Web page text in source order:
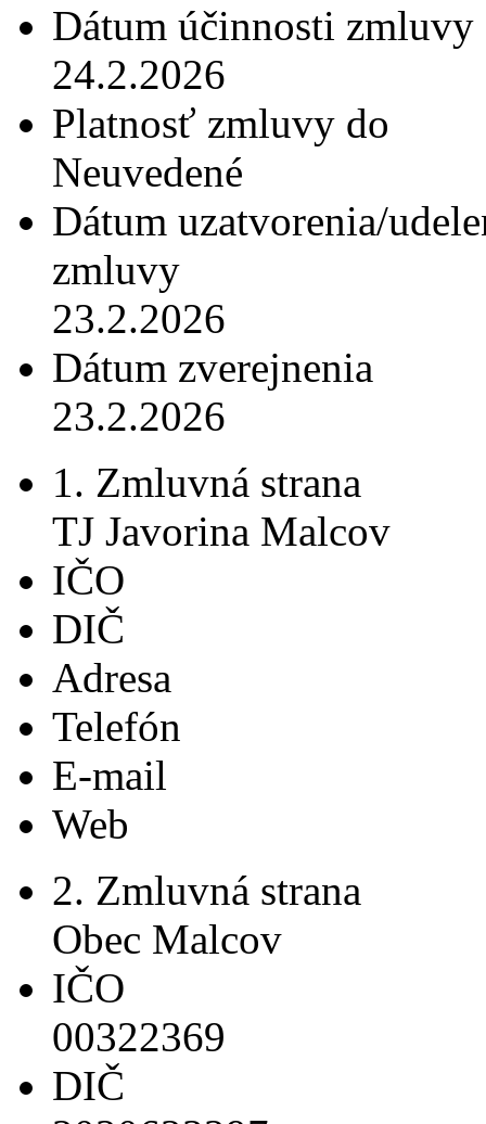
Dátum účinnosti zmluvy
24.2.2026
Platnosť zmluvy do
Neuvedené
Dátum uzatvorenia/
zmluvy
23.2.2026
Dátum zverejnenia
23.2.2026
1. Zmluvná strana
TJ Javorina Malcov
IČO
DIČ
Adresa
Telefón
E-mail
Web
2. Zmluvná strana
Obec Malcov
IČO
00322369
DIČ